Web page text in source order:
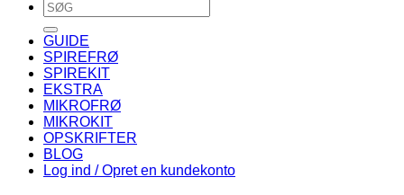
Søg
efter:
GUIDE
SPIREFRØ
SPIREKIT
EKSTRA
MIKROFRØ
MIKROKIT
OPSKRIFTER
BLOG
Log ind / Opret en kundekonto